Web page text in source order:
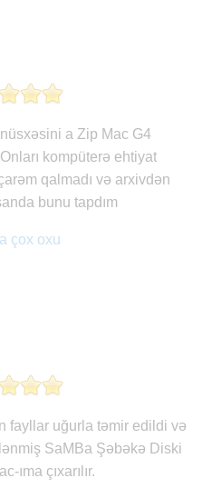
a Zip Mac G4
kompüterə ehtiyat
qalmadı və arxivdən
bunu tapdım
çox oxu
fayllar uğurla təmir edildi və
SaMBa Şəbəkə Diski
ıma çıxarılır.